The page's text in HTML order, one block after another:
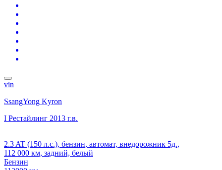
vin
SsangYong Kyron
I Рестайлинг 2013 г.в.
2.3 AT (150 л.с.), бензин, автомат, внедорожник 5д.,
112 000 км, задний, белый
Бензин